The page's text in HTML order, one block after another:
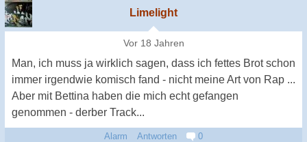
Limelight
Vor 18 Jahren
Man, ich muss ja wirklich sagen, dass ich fettes Brot schon
immer irgendwie komisch fand - nicht meine Art von Rap ...
Aber mit Bettina haben die mich echt gefangen
genommen - derber Track...
Alarm Antworten 0